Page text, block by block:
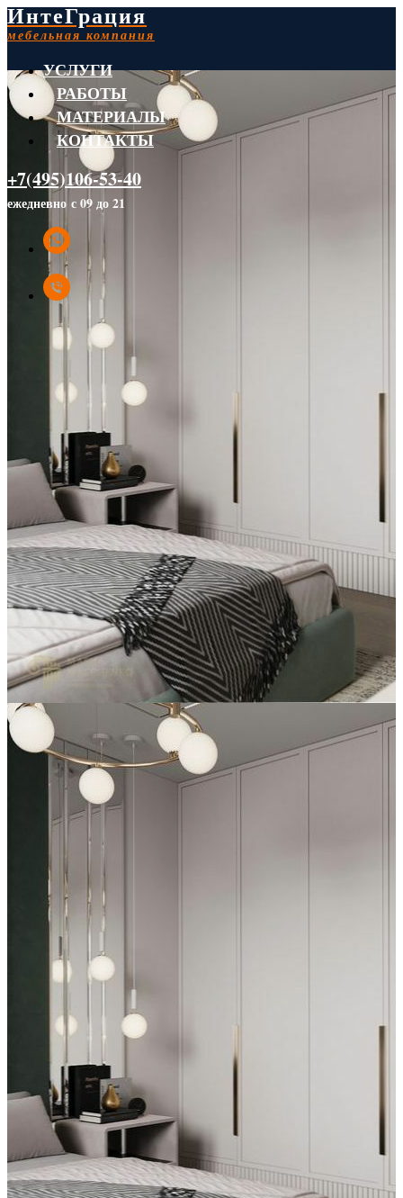
ИнтеГрация
мебельная компания
УСЛУГИ
РАБОТЫ
МАТЕРИАЛЫ
КОНТАКТЫ
+7(495)106-53-40
ежедневно с 09 до 21